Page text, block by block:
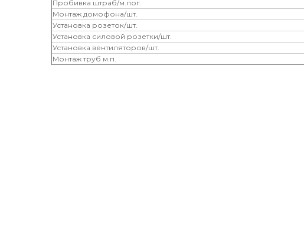
Пробивка штраб/м.пог.
Монтаж домофона/шт.
Установка розеток/шт.
Установка силовой розетки/шт.
Установка вентиляторов/шт.
Монтаж труб м.п.